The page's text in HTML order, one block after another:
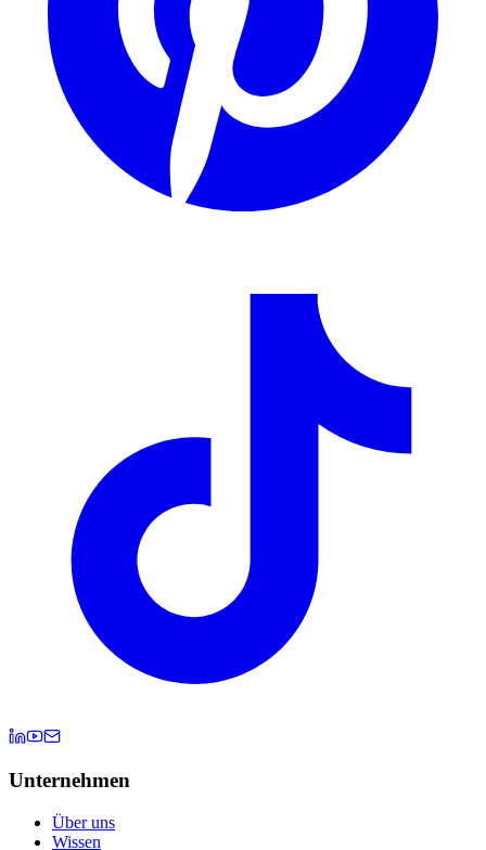
Unternehmen
Über uns
Wissen